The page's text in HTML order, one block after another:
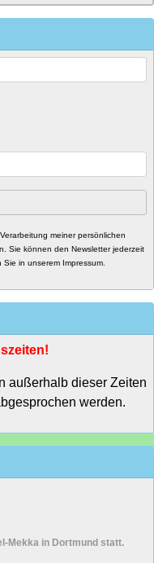
meiner persönlichen
Sie können den Newsletter jederzeit
in unserem Impressum.
außerhalb dieser Zeiten
werden.
Mekka in Dortmund statt.